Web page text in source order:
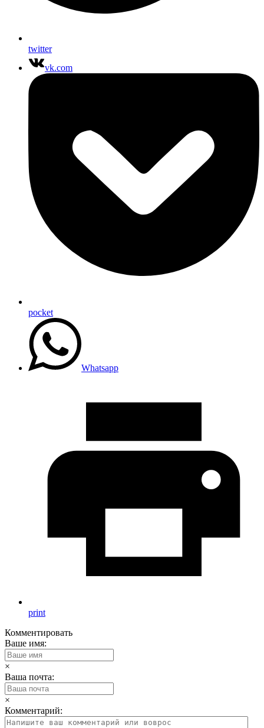
twitter
vk.com
pocket
Whatsapp
print
Комментировать
Ваше имя:
×
Ваша почта:
×
Комментарий: